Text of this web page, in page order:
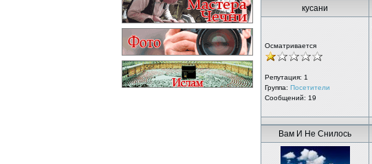
кусани
Осматривается
Репутация: 1
Группа: Посетители
Сообщений: 19
Вам И Не Снилось